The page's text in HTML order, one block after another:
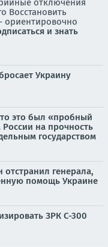
отключения
Восстановить
ориентировочно
и знать
Украину
это был «пробный
на прочность
государством
отстранил генерала,
помощь Украине
ЗРК С-300